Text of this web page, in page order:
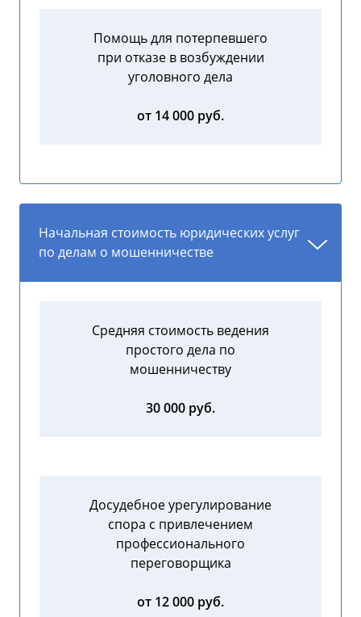
Помощь для потерпевшего
при отказе в возбуждении
уголовного дела
от 14 000 руб.
Начальная стоимость юридических услуг
по делам о мошенничестве
Средняя стоимость ведения
простого дела по
мошенничеству
30 000 руб.
Досудебное урегулирование
спора с привлечением
профессионального
переговорщика
от 12 000 руб.